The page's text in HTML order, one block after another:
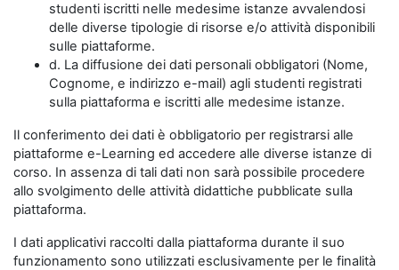
studenti iscritti nelle medesime istanze avvalendosi
delle diverse tipologie di risorse e/o attività disponibili
sulle piattaforme.
d. La diffusione dei dati personali obbligatori (Nome,
Cognome, e indirizzo e-mail) agli studenti registrati
sulla piattaforma e iscritti alle medesime istanze.
Il conferimento dei dati è obbligatorio per registrarsi alle
piattaforme e-Learning ed accedere alle diverse istanze di
corso. In assenza di tali dati non sarà possibile procedere
allo svolgimento delle attività didattiche pubblicate sulla
piattaforma.
I dati applicativi raccolti dalla piattaforma durante il suo
funzionamento sono utilizzati esclusivamente per le finalità